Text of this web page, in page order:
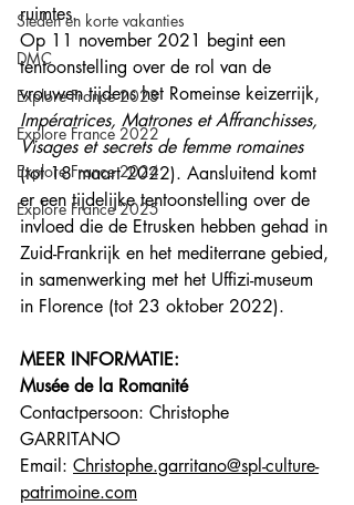
Steden en korte vakanties
DMC
Explore France 2023
Explore France 2022
Explore France 2024
Explore France 2025
ruimtes.
Op 11 november 2021 begint een
tentoonstelling over de rol van de
vrouwen tijdens het Romeinse keizerrijk,
Impératrices, Matrones et Affranchisses,
Visages et secrets de femme romaines
(tot 18 maart 2022). Aansluitend komt
er een tijdelijke tentoonstelling over de
invloed die de Etrusken hebben gehad in
Zuid-Frankrijk en het mediterrane gebied,
in samenwerking met het Uffizi-museum
in Florence (tot 23 oktober 2022).
MEER INFORMATIE:
Musée de la Romanité
Contactpersoon: Christophe
GARRITANO
Email: Christophe.garritano@spl-culture-
patrimoine.com